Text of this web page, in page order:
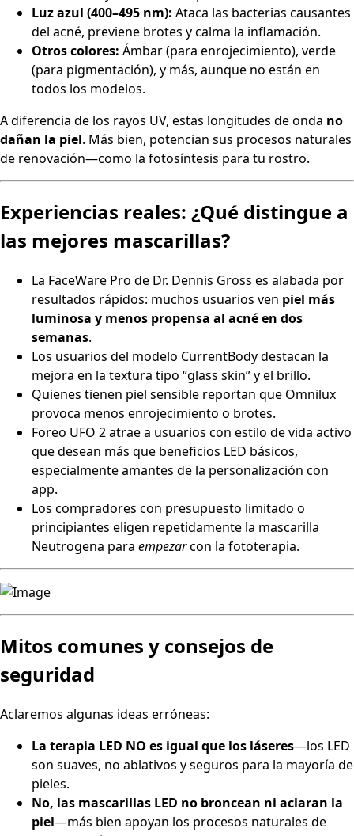
Luz azul (400–495 nm): Ataca las bacterias causantes
del acné, previene brotes y calma la inflamación.
Otros colores: Ámbar (para enrojecimiento), verde
(para pigmentación), y más, aunque no están en
todos los modelos.
A diferencia de los rayos UV, estas longitudes de onda no
dañan la piel. Más bien, potencian sus procesos naturales
de renovación—como la fotosíntesis para tu rostro.
Experiencias reales: ¿Qué distingue a
las mejores mascarillas?
La FaceWare Pro de Dr. Dennis Gross es alabada por
resultados rápidos: muchos usuarios ven piel más
luminosa y menos propensa al acné en dos
semanas.
Los usuarios del modelo CurrentBody destacan la
mejora en la textura tipo “glass skin” y el brillo.
Quienes tienen piel sensible reportan que Omnilux
provoca menos enrojecimiento o brotes.
Foreo UFO 2 atrae a usuarios con estilo de vida activo
que desean más que beneficios LED básicos,
especialmente amantes de la personalización con
app.
Los compradores con presupuesto limitado o
principiantes eligen repetidamente la mascarilla
Neutrogena para empezarcon la fototerapia.
Mitos comunes y consejos de
seguridad
Aclaremos algunas ideas erróneas:
La terapia LED NO es igual que los láseres—los LED
son suaves, no ablativos y seguros para la mayoría de
pieles.
No, las mascarillas LED no broncean ni aclaran la
piel—más bien apoyan los procesos naturales de